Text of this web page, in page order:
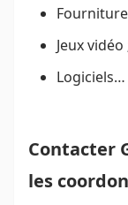
Jeux vidéo
Logiciels…
Contacter
les